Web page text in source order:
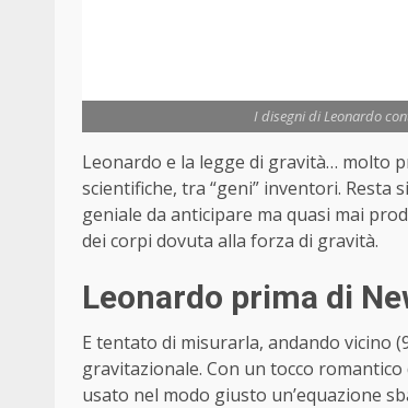
I disegni di Leonardo
Leonardo e la legge di gravità… molto
scientifiche, tra “geni” inventori. Resta
geniale da anticipare ma quasi mai
dei corpi dovuta alla forza di gravità.
Leonardo prima di
E tentato di misurarla, andando vicino
gravitazionale. Con un tocco
usato nel modo giusto un’equazione